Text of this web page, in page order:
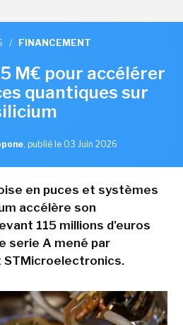
/ FINANCEMENT
M€ pour accélérer
quantiques sur
, publié le 03 Juin 2026
en puces et systèmes
accélère son
115 millions d'euros
serie A mené par
STMicroelectronics.